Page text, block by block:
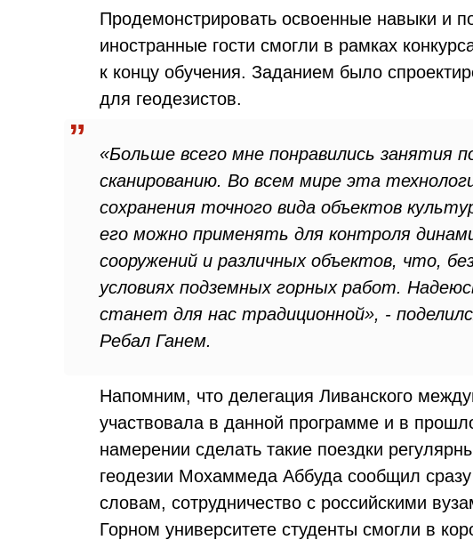
Продемонстрировать освоенные навыки и
иностранные гости смогли в рамках
к концу обучения. Заданием было
для геодезистов.
«Больше всего мне понравились занятия
сканированию. Во всем мире эта
сохранения точного вида объектов
его можно применять для контроля
сооружений и различных объектов, что,
условиях подземных горных работ.
станет для нас традиционной», -
Ребал Ганем.
Напомним, что делегация Ливанского
участвовала в данной программе и в
намерении сделать такие поездки
геодезии Мохаммеда Аббуда сообщил
словам, сотрудничество с российскими
Горном университете студенты смогли в